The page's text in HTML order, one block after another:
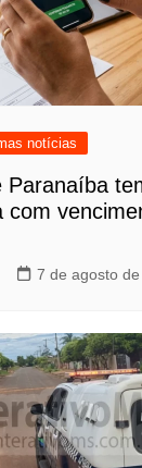
notícias
Paranaíba
com
7 de agosto